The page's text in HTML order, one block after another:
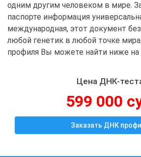
одним другим человеком в мире.
паспорте информация
международная, этот документ
любой генетик в любой точке
профиля Вы можете найти ниже на
Цена ДНК-
599 000
Заказать ДНК